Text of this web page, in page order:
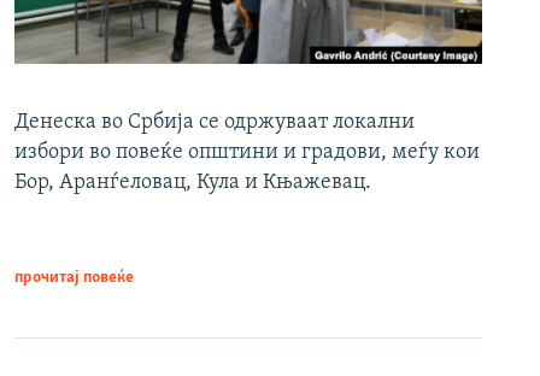
Денеска во Србија се одржуваат локални
избори во повеќе општини и градови, меѓу кои
Бор, Аранѓеловац, Кула и Књажевац.
прочитај повеќе